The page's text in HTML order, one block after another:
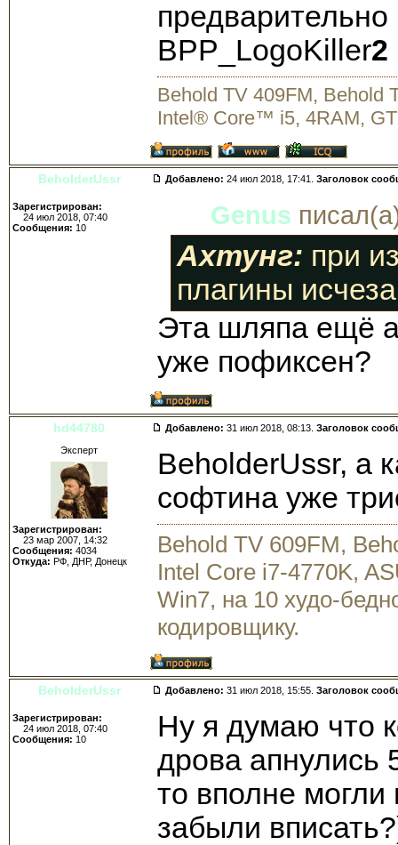
BPP_LogoKiller2
Behold TV 409FM, Behold
Intel® Core™ i5, 4RAM,
BeholderUssr Добавлено: 24 июл 2018, 17:41. Заголовок
Зарегистрирован:
24 июл 2018, 07:40
Сообщения: 10 Genus
Ахтунг: при
плагины
Эта шляпа ещё
уже пофиксен?
hd44780 Добавлено: 31 июл 2018, 08:13. Заголовок
Эксперт
Зарегистрирован:
23 мар 2007, 14:32
Сообщения: 4034
Откуда: РФ, ДНР, Донецк
BeholderUssr, а
софтина уже
Behold TV 609FM,
Intel Core i7-4770K,
Win7, на 10 худо-
кодировщику.
BeholderUssr Добавлено: 31 июл 2018, 15:55. Заголовок
Зарегистрирован:
24 июл 2018, 07:40
Сообщения: 10
Ну я думаю что
дрова апнулись
то вполне могли
забыли